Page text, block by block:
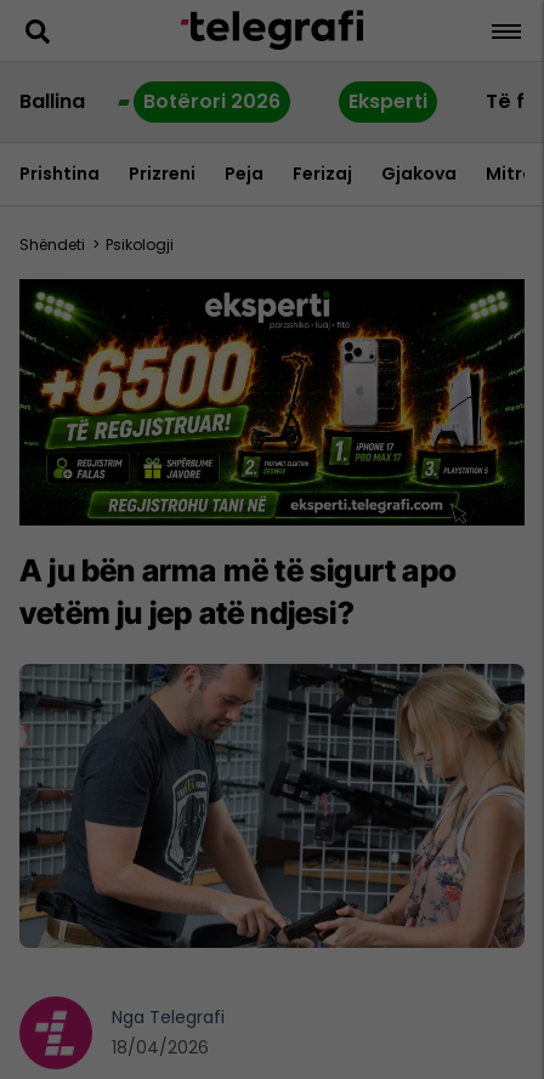
Ballina Botërori 2026 Eksperti Të
Prishtina Prizreni Peja Ferizaj Gjakova
Shëndeti > Psikologji
A ju bën arma më të sigurt apo
vetëm ju jep atë ndjesi?
Nga Telegrafi
18/04/2026